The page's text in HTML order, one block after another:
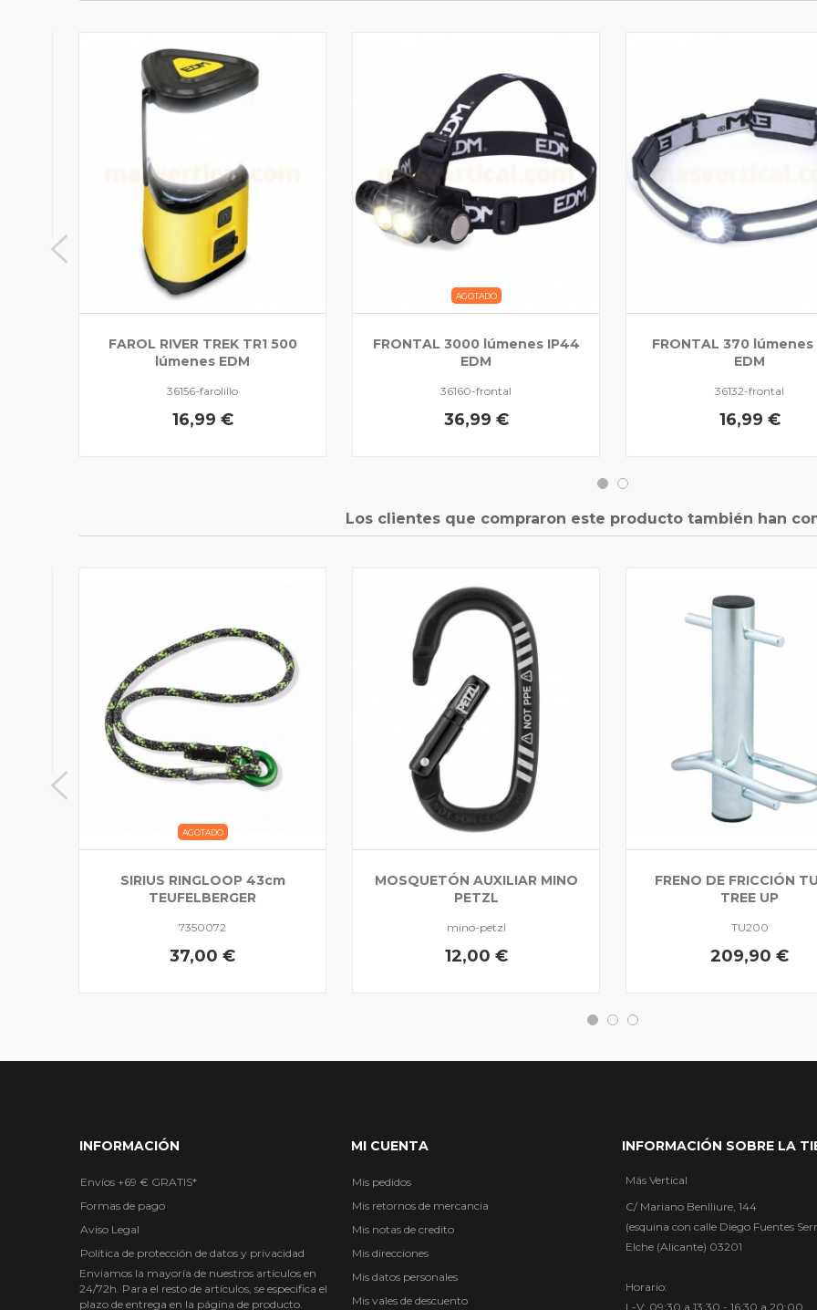
FAROL RIVER TREK TR1 500
lúmenes EDM
36156-farolillo
16,99 €
AGOTADO
FRONTAL 3000 lúmenes IP44
EDM
36160-frontal
36,99 €
FRONTAL 370 lúmenes
EDM
36132-frontal
16,99 €
Los clientes que compraron este producto también han
AGOTADO
SIRIUS RINGLOOP 43cm
TEUFELBERGER
7350072
37,00 €
MOSQUETÓN AUXILIAR MINO
PETZL
mino-petzl
12,00 €
FRENO DE FRICCIÓN
TREE UP
TU200
209,90 €
INFORMACIÓN
Envíos +69 € GRATIS*
Formas de pago
Aviso Legal
Política de protección de datos y privacidad
Enviamos la mayoría de nuestros artículos en
24/72h. Para el resto de artículos, se especifica el
plazo de entrega en la página de producto.
MI CUENTA
Mis pedidos
Mis retornos de mercancia
Mis notas de credito
Mis direcciones
Mis datos personales
Mis vales de descuento
INFORMACIÓN SOBRE LA
Más Vertical
C/ Mariano Benlliure, 144
(esquina con calle Diego Fuentes
Elche (Alicante) 03201
Horario:
L-V: 09:30 a 13:30 - 16:30 a 20:00